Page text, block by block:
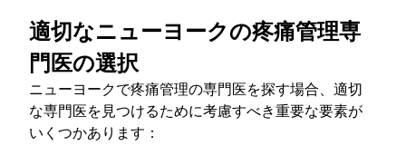
適切なニューヨークの疼痛管理専
門医の選択
ニューヨークで疼痛管理の専門医を探す場合、適切
な専門医を見つけるために考慮すべき重要な要素が
いくつかあります：